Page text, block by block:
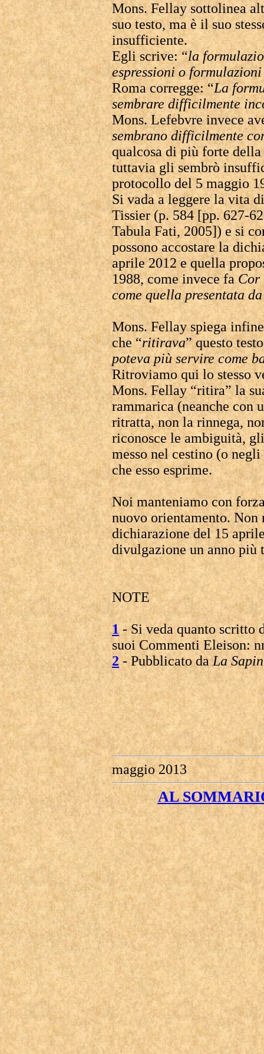
Mons. Fellay sottolinea
suo testo, ma è il suo
insufficiente.
Egli scrive: “la
espressioni o
Roma corregge: “La
sembrare difficilmente
Mons. Lefebvre invece
sembrano difficilmente
qualcosa di più forte
tuttavia gli sembrò
protocollo del 5 maggio
Si vada a leggere la vita
Tissier (p. 584 [pp. 627-
Tabula Fati, 2005]) e si
possono accostare la
aprile 2012 e quella
1988, come invece faCor
come quella presentata
Mons. Fellay spiega
che “ritirava” questo
poteva più servire come
Ritroviamo qui lo stesso
Mons. Fellay “ritira” la
rammarica (neanche con
ritratta, non la rinnega,
riconosce le ambiguità,
messo nel cestino (o
che esso esprime.
Noi manteniamo con
nuovo orientamento.
dichiarazione del 15
divulgazione un anno più
NOTE
1- Si veda quanto scritto
suoi Commenti Eleison:
2- Pubblicato daLa
maggio 2013
AL